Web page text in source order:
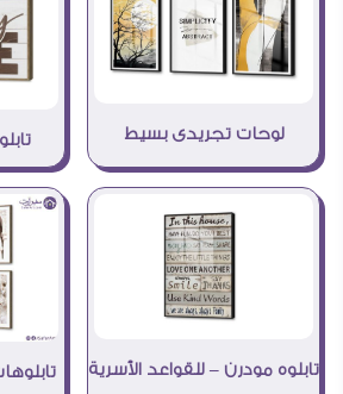
لوحات تجريدى بسيط
تابلوه مودرن – للقواعد الأسرية